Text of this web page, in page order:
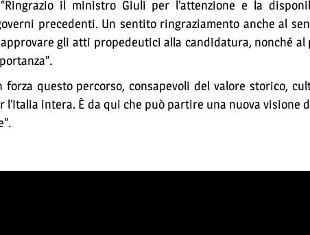
il ministro Giuli per l’attenzione e la
precedenti. Un sentito ringraziamento anche al
gli atti propedeutici alla candidatura, nonché al
forza questo percorso, consapevoli del valore storico,
intera. È da qui che può partire una nuova visione